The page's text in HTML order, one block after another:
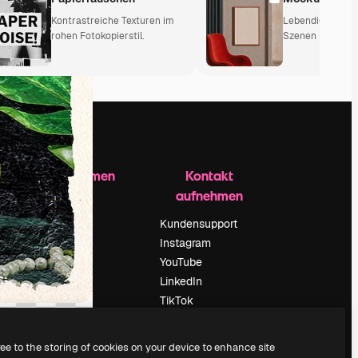
Kontrastreiche Texturen im
rohen Fotokopierstil.
Lebendige,
Szenen mit Mix
Unternehmen
Preise
Über uns
Reviews
Karriere
Suchtrends
Blog
Kontakt
aufnehmen
Kundensupport
Instagram
YouTube
LinkedIn
TikTok
to the storing of cookies on your device to enhance site